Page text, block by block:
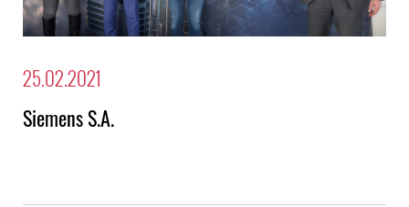
25.02.2021
Siemens S.A.